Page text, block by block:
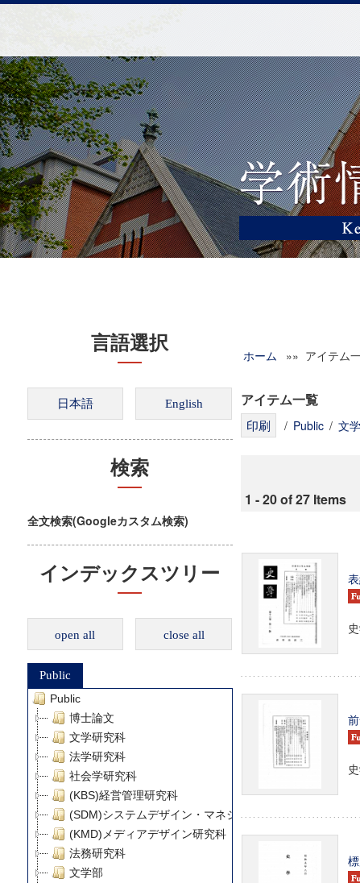
言語選択
検索
全文検索(Googleカスタム検索)
インデックスツリー
open all close all
Public
Public
博士論文
文学研究科
法学研究科
社会学研究科
(KBS)経営管理研究科
(SDM)システムデザイン・マネジメント研究科
(KMD)メディアデザイン研究科
法務研究科
文学部
ホーム »» アイテム
アイテム一覧
/ Public / 文
1 - 20 of 27 Items